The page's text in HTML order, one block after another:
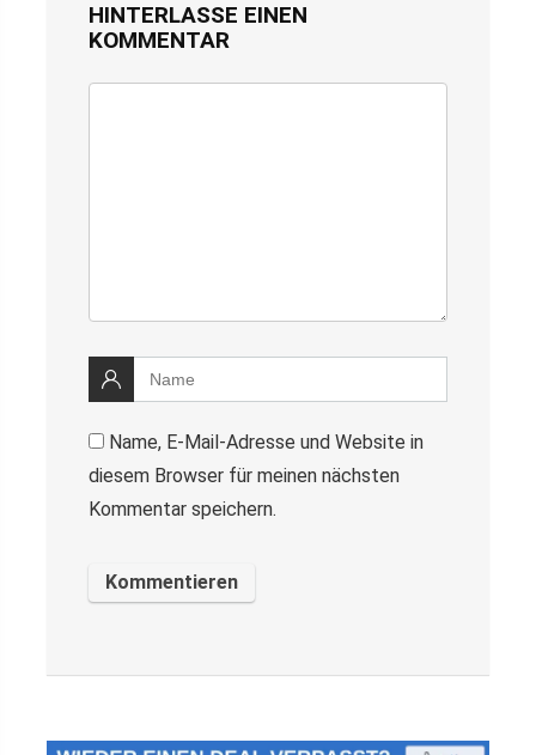
HINTERLASSE EINEN
KOMMENTAR
Name, E-Mail-Adresse und Website in
diesem Browser für meinen nächsten
Kommentar speichern.